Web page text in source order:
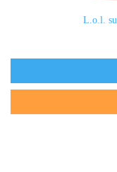
L.o.l.